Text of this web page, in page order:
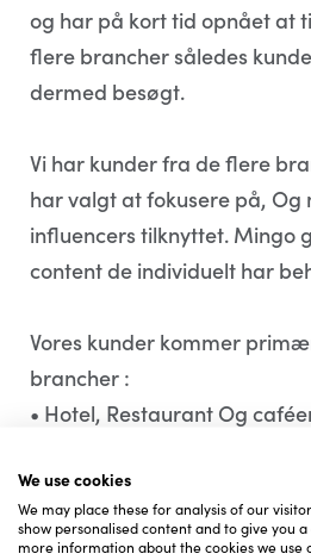
og har på kort tid opnået at
flere brancher således
dermed besøgt.
Vi har kunder fra de flere
har valgt at fokusere på, Og
influencers tilknyttet. Mingo
content de individuelt har
Vores kunder kommer
brancher :
• Hotel, Restaurant Og
• Sport og hovedsageligt
• Skønhedsbranchen:
og frisør
We use cookies
We may place these for analysis of our
show personalised content and to give you
more information about the cookies we use